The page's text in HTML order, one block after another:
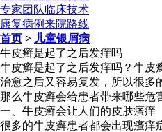
专家团队临床技术
康复病例来院路线
首页 > 儿童银屑病
牛皮癣是起了之后发痒吗
牛皮癣是起了之后发痒吗？牛皮
治愈之后又容易复发，所以很多
那么牛皮癣会给患者带来哪些危
一、牛皮癣会让人们的皮肤瘙痒
很多的牛皮癣患者都会出现瘙痒